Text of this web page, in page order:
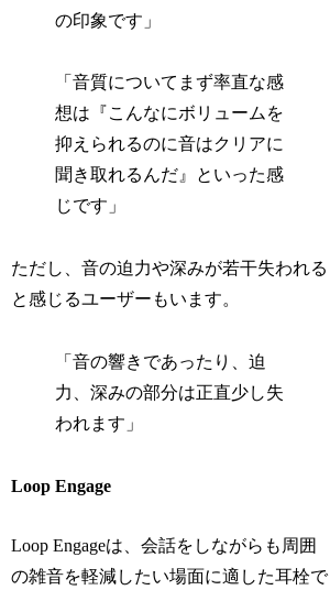
の印象です」
「音質についてまず率直な感
想は『こんなにボリュームを
抑えられるのに音はクリアに
聞き取れるんだ』といった感
じです」
ただし、音の迫力や深みが若干失われる
と感じるユーザーもいます。
「音の響きであったり、迫
力、深みの部分は正直少し失
われます」
Loop Engage
Loop Engageは、会話をしながらも周囲
の雑音を軽減したい場面に適した耳栓で